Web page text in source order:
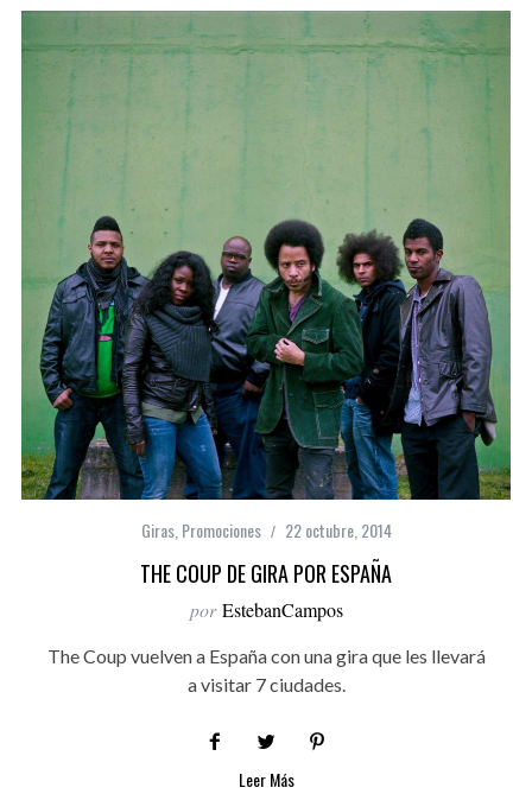
Giras, Promociones 22 octubre, 2014
THE COUP DE GIRA POR ESPAÑA
por EstebanCampos
The Coup vuelven a España con una gira que les llevará
a visitar 7 ciudades.
Leer Más